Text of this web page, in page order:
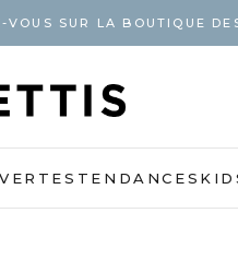
SUR LA BOUTIQUE
TENDANCES